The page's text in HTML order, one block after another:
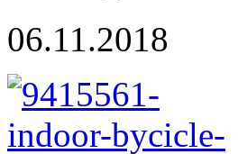
06.11.2018